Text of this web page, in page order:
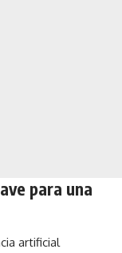
para una
artificial